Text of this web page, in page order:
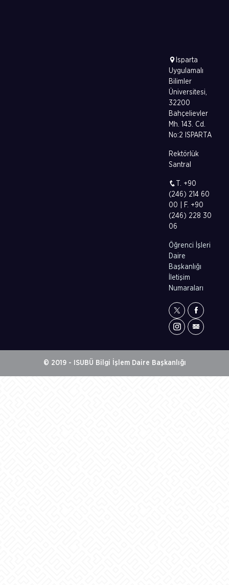
Isparta
Uygulamalı
Bilimler
Üniversitesi,
32200
Bahçelievler
Mh. 143. Cd.
No:2 ISPARTA
Rektörlük
Santral
T. +90
(246) 214 60
00 | F. +90
(246) 228 30
06
Öğrenci İşleri
Daire
Başkanlığı
İletişim
Numaraları
© 2019 - ISUBÜ Bilgi İşlem Daire Başkanlığı